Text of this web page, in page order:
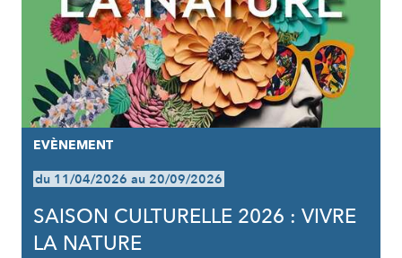
EVÈNEMENT
du 11/04/2026 au 20/09/2026
SAISON CULTURELLE 2026 : VIVRE
LA NATURE